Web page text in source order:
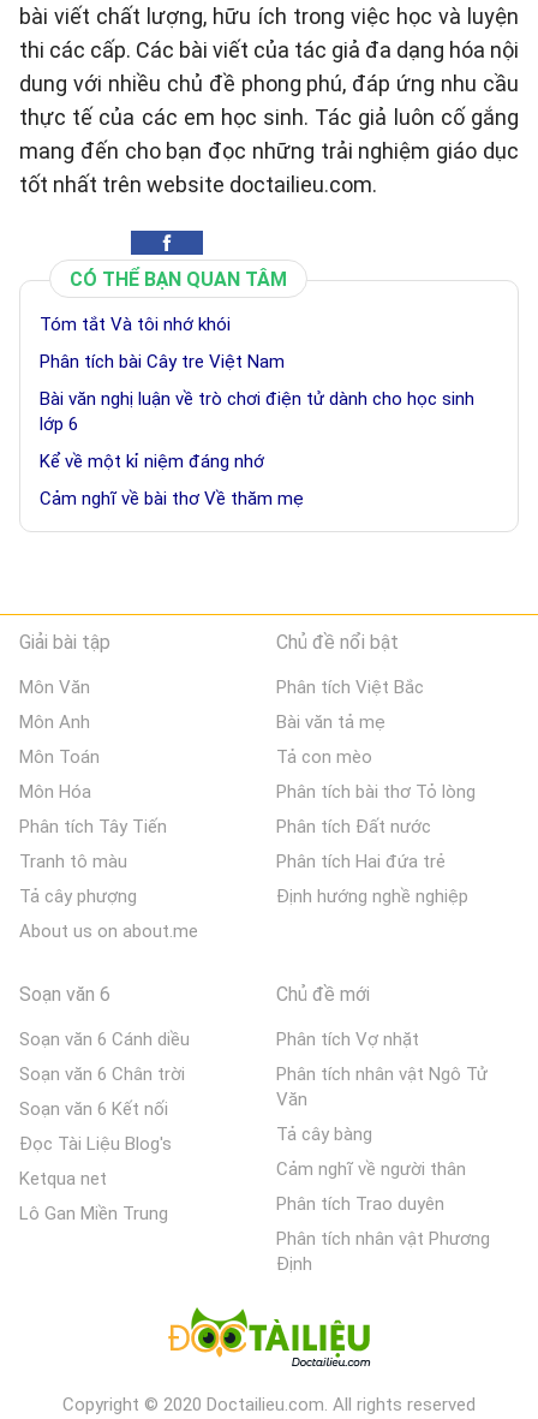
bài viết chất lượng, hữu ích trong việc học và luyện
thi các cấp. Các bài viết của tác giả đa dạng hóa nội
dung với nhiều chủ đề phong phú, đáp ứng nhu cầu
thực tế của các em học sinh. Tác giả luôn cố gắng
mang đến cho bạn đọc những trải nghiệm giáo dục
tốt nhất trên website doctailieu.com.
CÓ THỂ BẠN QUAN TÂM
Tóm tắt Và tôi nhớ khói
Phân tích bài Cây tre Việt Nam
Bài văn nghị luận về trò chơi điện tử dành cho học sinh
lớp 6
Kể về một kỉ niệm đáng nhớ
Cảm nghĩ về bài thơ Về thăm mẹ
Giải bài tập
Môn Văn
Môn Anh
Môn Toán
Môn Hóa
Phân tích Tây Tiến
Tranh tô màu
Tả cây phượng
About us on about.me
Chủ đề nổi bật
Phân tích Việt Bắc
Bài văn tả mẹ
Tả con mèo
Phân tích bài thơ Tỏ lòng
Phân tích Đất nước
Phân tích Hai đứa trẻ
Định hướng nghề nghiệp
Soạn văn 6
Soạn văn 6 Cánh diều
Soạn văn 6 Chân trời
Soạn văn 6 Kết nối
Đọc Tài Liệu Blog's
Ketqua net
Lô Gan Miền Trung
Chủ đề mới
Phân tích Vợ nhặt
Phân tích nhân vật Ngô Tử
Văn
Tả cây bàng
Cảm nghĩ về người thân
Phân tích Trao duyên
Phân tích nhân vật Phương
Định
Copyright © 2020 Doctailieu.com. All rights reserved